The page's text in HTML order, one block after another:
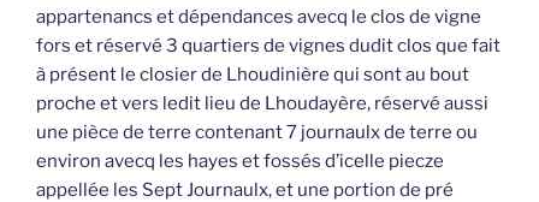
appartenancs et dépendances avecq le clos de vigne
fors et réservé 3 quartiers de vignes dudit clos que fait
à présent le closier de Lhoudinière qui sont au bout
proche et vers ledit lieu de Lhoudayère, réservé aussi
une pièce de terre contenant 7 journaulx de terre ou
environ avecq les hayes et fossés d’icelle piecze
appellée les Sept Journaulx, et une portion de pré